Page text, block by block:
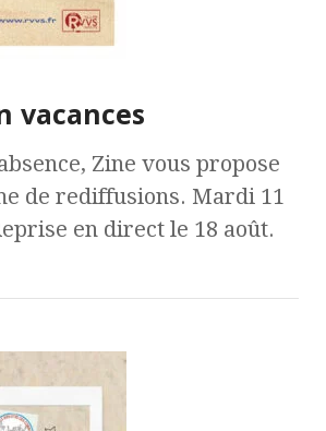
vacances
Zine vous propose
de rediffusions. Mardi 11
en direct le 18 août.